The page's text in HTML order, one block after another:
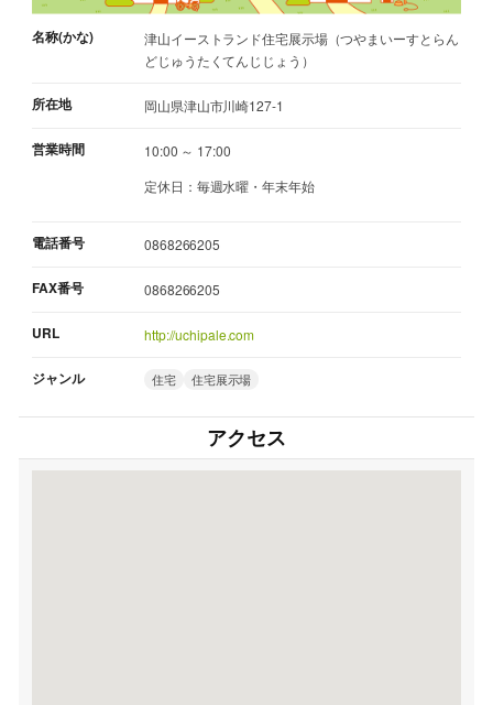
名称(かな)
津山イーストランド住宅展示場（つやまいーすとらん
どじゅうたくてんじじょう）
所在地 岡山県津山市川崎127-1
営業時間
10:00 ～ 17:00
定休日：毎週水曜・年末年始
電話番号 0868266205
FAX番号 0868266205
URL http://uchipale.com
ジャンル 住宅 住宅展示場
アクセス